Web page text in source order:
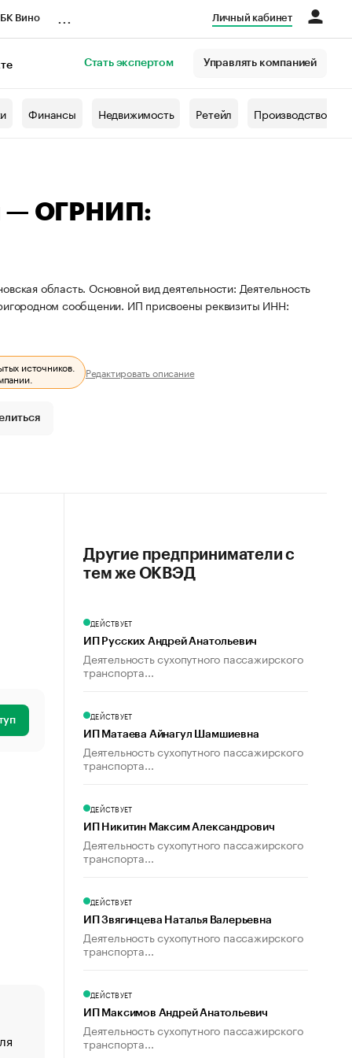
Вино Личный кабинет
Стать экспертом Управлять компанией
Финансы Недвижимость Ретейл Производство
— ОГРНИП:
область. Основной вид деятельности: Деятельность
сообщении. ИП присвоены реквизиты ИНН:
источников.
Редактировать описание
«От спорта тело стареет иначе». Как живет глава
Другие предприниматели с
тем же ОКВЭД
ДЕЙСТВУЕТ
ИП Русских Андрей Анатольевич
Деятельность сухопутного пассажирского
транспорта...
ДЕЙСТВУЕТ
ИП Матаева Айнагул Шамшиевна
Деятельность сухопутного пассажирского
транспорта...
ДЕЙСТВУЕТ
ИП Никитин Максим Александрович
Деятельность сухопутного пассажирского
транспорта...
ДЕЙСТВУЕТ
ИП Звягинцева Наталья Валерьевна
Деятельность сухопутного пассажирского
транспорта...
ДЕЙСТВУЕТ
ИП Максимов Андрей Анатольевич
Деятельность сухопутного пассажирского
транспорта...